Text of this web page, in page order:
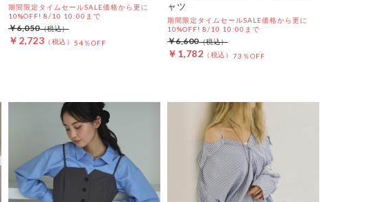
期間限定タイムセールSALE価格から更に
10%OFF! 8/10 10:00まで
￥2,723 54％OFF
￥6,050
ャツ
期間限定タイムセールSALE価格から更に
10%OFF! 8/10 10:00まで
￥1,782 73％OFF
￥6,600